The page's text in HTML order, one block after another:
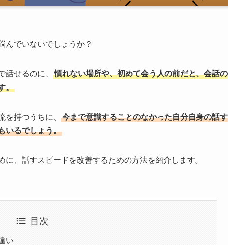
んでいないでしょうか？
話せるのに、
慣れない場所や、初めて会う人の前だと、会話の
。
を持つうちに、
今まで意識することのなかった自分自身の話す
いるでしょう。
、話すスピードを改善するための方法を紹介します。
目次
い